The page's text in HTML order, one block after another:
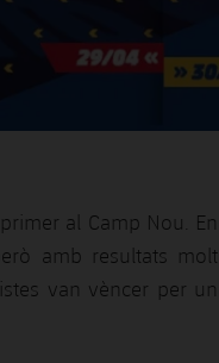
al Camp Nou. En
amb resultats molt
van vèncer per un